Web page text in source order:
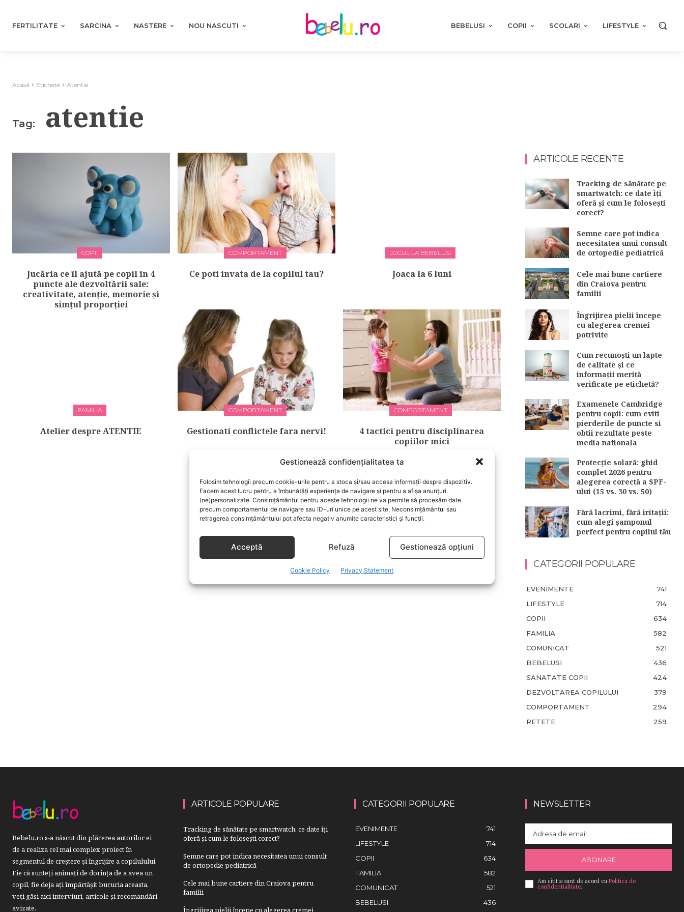
Gestionează confidențialitatea ta
Folosim tehnologii precum cookie-urile pentru a stoca și/sau accesa informații despre dispozitiv.
Facem acest lucru pentru a îmbunătăți experiența de navigare și pentru a afișa anunțuri
(ne)personalizate. Consimțământul pentru aceste tehnologii ne va permite să procesăm date
precum comportamentul de navigare sau ID-uri unice pe acest site. Neconsimțământul sau
retragerea consimțământului pot afecta negativ anumite caracteristici și funcții.
Acceptă Refuză Gestionează opțiuni
Cookie Policy Privacy Statement
FERTILITATE SARCINA NASTERE NOU NASCUTI BEBELUSI COPII SCOLARI LIFESTYLE
Acasă Etichete Atentie
Tag: atentie
COPII
Jucăria ce îl ajută pe copil în 4
puncte ale dezvoltării sale:
creativitate, atenție, memorie și
simțul proporției
COMPORTAMENT
Ce poti invata de la copilul tau?
JOCUL LA BEBELUSI
Joaca la 6 luni
FAMILIA
Atelier despre ATENTIE
COMPORTAMENT
Gestionati conflictele fara nervi!
COMPORTAMENT
4 tactici pentru disciplinarea
copiilor mici
ARTICOLE RECENTE
Tracking de sănătate pe
smartwatch: ce date îți
oferă și cum le folosești
corect?
Semne care pot indica
necesitatea unui consult
de ortopedie pediatrică
Cele mai bune cartiere
din Craiova pentru
familii
Îngrijirea pielii începe
cu alegerea cremei
potrivite
Cum recunoști un lapte
de calitate și ce
informații merită
verificate pe etichetă?
Examenele Cambridge
pentru copii: cum eviti
pierderile de puncte si
obtii rezultate peste
media nationala
Protecție solară: ghid
complet 2026 pentru
alegerea corectă a SPF-
ului (15 vs. 30 vs. 50)
Fără lacrimi, fără iritații:
cum alegi șamponul
perfect pentru copilul tău
CATEGORII POPULARE
EVENIMENTE
741
LIFESTYLE
714
COPII
634
FAMILIA
582
COMUNICAT
521
BEBELUSI
436
SANATATE COPII
424
DEZVOLTAREA COPILULUI
379
COMPORTAMENT
294
RETETE
259
Bebelu.ro s-a născut din plăcerea autorilor ei
de a realiza cel mai complex proiect în
segmentul de creştere şi îngrijire a copilulului.
Fie că sunteţi animaţi de dorinţa de a avea un
copil, fie deja aţi împărtăşit bucuria aceasta,
veți găsi aici interviuri, articole şi recomandări
avizate.
ARTICOLE POPULARE
Tracking de sănătate pe smartwatch: ce date îți
oferă și cum le folosești corect?
Semne care pot indica necesitatea unui consult
de ortopedie pediatrică
Cele mai bune cartiere din Craiova pentru
familii
Îngrijirea pielii începe cu alegerea cremei
CATEGORII POPULARE
EVENIMENTE
741
LIFESTYLE
714
COPII
634
FAMILIA
582
COMUNICAT
521
BEBELUSI
436
NEWSLETTER
ABONARE
Am citit si sunt de acord cu Politica de
confidentialitate.